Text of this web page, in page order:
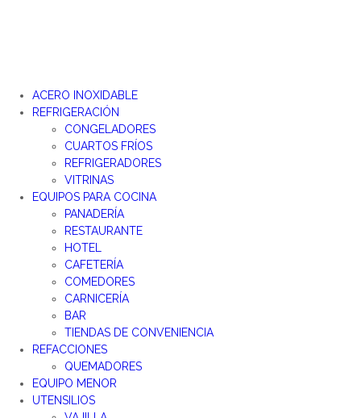
ACERO INOXIDABLE
REFRIGERACIÓN
CONGELADORES
CUARTOS FRÍOS
REFRIGERADORES
VITRINAS
EQUIPOS PARA COCINA
PANADERÍA
RESTAURANTE
HOTEL
CAFETERÍA
COMEDORES
CARNICERÍA
BAR
TIENDAS DE CONVENIENCIA
REFACCIONES
QUEMADORES
EQUIPO MENOR
UTENSILIOS